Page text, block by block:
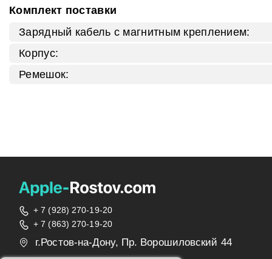
Комплект поставки
Зарядный кабель с магнитным креплением:
Корпус:
Ремешок:
+ 7 (928) 270-19-20
+ 7 (863) 270-19-20
г.Ростов-на-Дону, Пр. Ворошиловский 44